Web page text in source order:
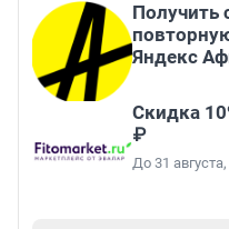
Получить
Яндекс
Скидка
₽
До 31